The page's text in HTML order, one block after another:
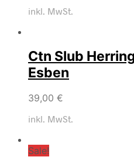
inkl. MwSt.
Ctn Slub
Esben
39,00 €
inkl. MwSt.
Sale!